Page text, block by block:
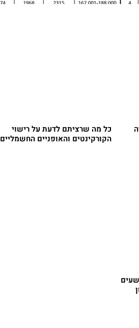
כל מה שרציתם לדעת על רישוי
הקורקינטים והאופניים החשמליים